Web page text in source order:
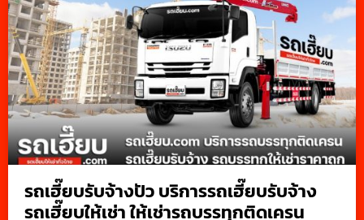
รถเฮี๊ยบรับจ้างปัว บริการรถเฮี๊ยบรับจ้าง
รถเฮี๊ยบให้เช่า ให้เช่ารถบรรทุกติดเครน